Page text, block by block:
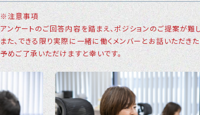
※注意事項
アンケートのご回答内容を踏まえ、ポジションのご提案が難
また、できる限り実際に一緒に働くメンバーとお話いただき
予めご了承いただけますと幸いです。